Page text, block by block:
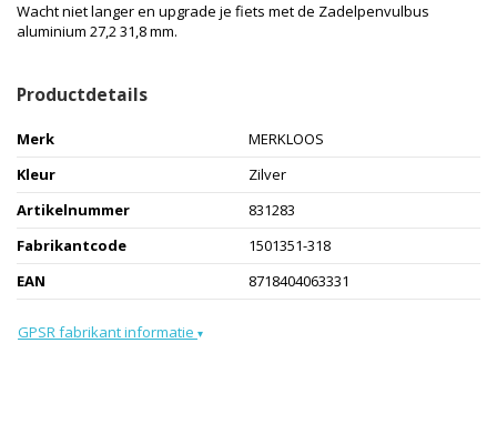
Wacht niet langer en upgrade je fiets met de Zadelpenvulbus
aluminium 27,2 31,8 mm.
Productdetails
Merk
MERKLOOS
Kleur
Zilver
Artikelnummer
831283
Fabrikantcode
1501351-318
EAN
8718404063331
GPSR fabrikant informatie ▾